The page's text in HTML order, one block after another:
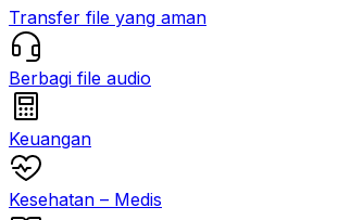
Transfer file yang aman
Berbagi file audio
Keuangan
Kesehatan – Medis